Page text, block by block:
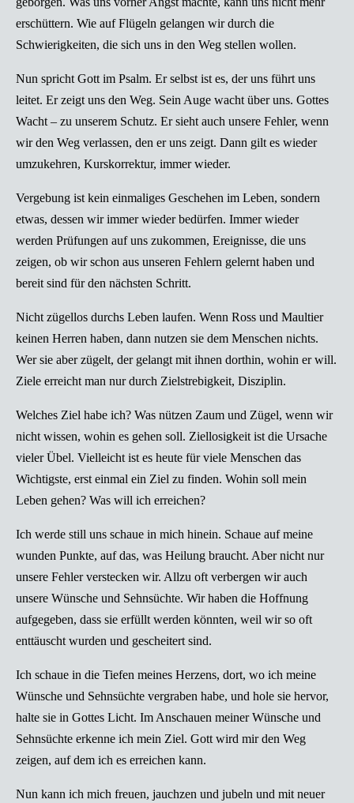
erschüttern. Wie auf Flügeln gelangen wir durch die
Schwierigkeiten, die sich uns in den Weg stellen wollen.
Nun spricht Gott im Psalm. Er selbst ist es, der uns führt uns
leitet. Er zeigt uns den Weg. Sein Auge wacht über uns. Gottes
Wacht – zu unserem Schutz. Er sieht auch unsere Fehler, wenn
wir den Weg verlassen, den er uns zeigt. Dann gilt es wieder
umzukehren, Kurskorrektur, immer wieder.
Vergebung ist kein einmaliges Geschehen im Leben, sondern
etwas, dessen wir immer wieder bedürfen. Immer wieder
werden Prüfungen auf uns zukommen, Ereignisse, die uns
zeigen, ob wir schon aus unseren Fehlern gelernt haben und
bereit sind für den nächsten Schritt.
Nicht zügellos durchs Leben laufen. Wenn Ross und Maultier
keinen Herren haben, dann nutzen sie dem Menschen nichts.
Wer sie aber zügelt, der gelangt mit ihnen dorthin, wohin er will.
Ziele erreicht man nur durch Zielstrebigkeit, Disziplin.
Welches Ziel habe ich? Was nützen Zaum und Zügel, wenn wir
nicht wissen, wohin es gehen soll. Ziellosigkeit ist die Ursache
vieler Übel. Vielleicht ist es heute für viele Menschen das
Wichtigste, erst einmal ein Ziel zu finden. Wohin soll mein
Leben gehen? Was will ich erreichen?
Ich werde still uns schaue in mich hinein. Schaue auf meine
wunden Punkte, auf das, was Heilung braucht. Aber nicht nur
unsere Fehler verstecken wir. Allzu oft verbergen wir auch
unsere Wünsche und Sehnsüchte. Wir haben die Hoffnung
aufgegeben, dass sie erfüllt werden könnten, weil wir so oft
enttäuscht wurden und gescheitert sind.
Ich schaue in die Tiefen meines Herzens, dort, wo ich meine
Wünsche und Sehnsüchte vergraben habe, und hole sie hervor,
halte sie in Gottes Licht. Im Anschauen meiner Wünsche und
Sehnsüchte erkenne ich mein Ziel. Gott wird mir den Weg
zeigen, auf dem ich es erreichen kann.
Nun kann ich mich freuen, jauchzen und jubeln und mit neuer